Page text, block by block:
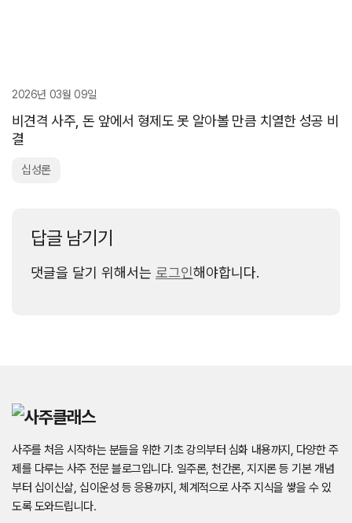
2026년 03월 09일
비견격 사주, 돈 앞에서 형제도 못 알아볼 만큼 치열한 성공 비
결
십성론
답글 남기기
댓글을 달기 위해서는 로그인해야합니다.
사주를 처음 시작하는 분들을 위한 기초 강의부터 심화 내용까지, 다양한 주
제를 다루는 사주 전문 블로그입니다. 일주론, 천간론, 지지론 등 기본 개념
부터 십이신살, 십이운성 등 응용까지, 체계적으로 사주 지식을 쌓을 수 있
도록 도와드립니다.